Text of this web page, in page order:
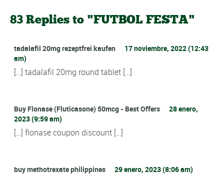
83 Replies to "FUTBOL FESTA"
tadalafil 20mg rezeptfrei kaufen
17 noviembre, 2022 (12:43
am)
[…] tadalafil 20mg round tablet […]
Buy Flonase (Fluticasone) 50mcg - Best Offers
28 enero,
2023 (9:59 am)
[…] flonase coupon discount […]
buy methotrexate philippines 29 enero, 2023 (8:06 am)